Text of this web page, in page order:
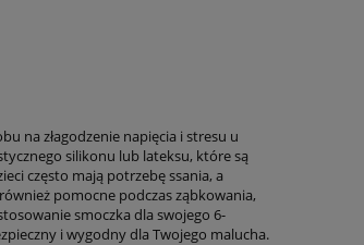
na złagodzenie napięcia i stresu u
silikonu lub lateksu, które są
często mają potrzebę ssania, a
pomocne podczas ząbkowania,
smoczka dla swojego 6-
i wygodny dla Twojego malucha.